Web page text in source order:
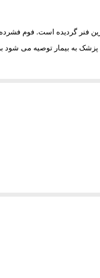
فنر گردیده است. فوم
به بیمار توصیه می شود
, شرکت رویال این مشکل را